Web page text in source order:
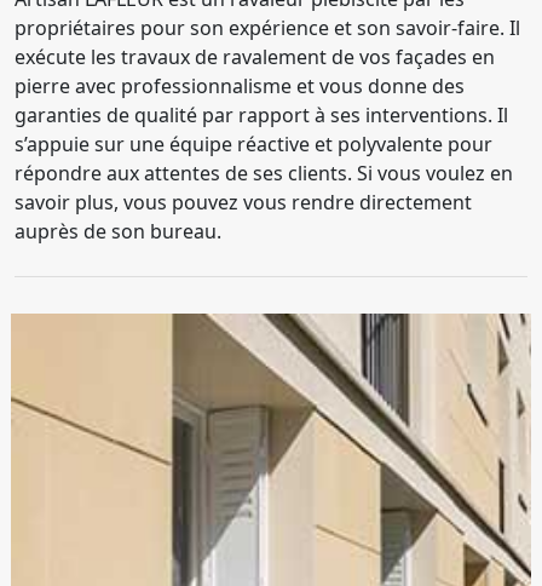
propriétaires pour son expérience et son savoir-faire. Il
exécute les travaux de ravalement de vos façades en
pierre avec professionnalisme et vous donne des
garanties de qualité par rapport à ses interventions. Il
s’appuie sur une équipe réactive et polyvalente pour
répondre aux attentes de ses clients. Si vous voulez en
savoir plus, vous pouvez vous rendre directement
auprès de son bureau.